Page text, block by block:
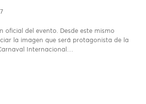
oficial del evento. Desde este mismo
la imagen que será protagonista de la
Internacional…